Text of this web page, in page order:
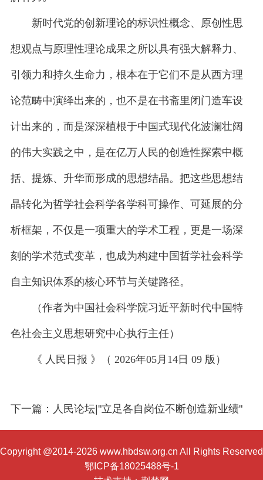
新时代党的创新理论的标识性概念、原创性思
想观点与原理性理论成果之所以具有强大解释力、
引领力和持久生命力，根本在于它们不是从西方理
论范畴中演绎出来的，也不是在书斋里闭门造车设
计出来的，而是深深植根于中国式现代化波澜壮阔
的伟大实践之中，是在亿万人民的创造性探索中概
括、提炼、升华而形成的思想结晶。把这些思想结
晶转化为哲学社会科学各学科可操作、可延展的分
析框架，不仅是一项重大的学术工程，更是一场深
刻的学术范式变革，也成为构建中国哲学社会科学
自主知识体系的核心环节与关键路径。
（作者为中国社会科学院习近平新时代中国特
色社会主义思想研究中心执行主任）
《 人民日报 》（ 2026年05月14日 09 版）
下一篇：人民论坛|"立足各自岗位不断创造新业绩"
Copyright @2014-2026 www.hbdsw.org.cn All Rights Reserved
鄂ICP备18025488号-1